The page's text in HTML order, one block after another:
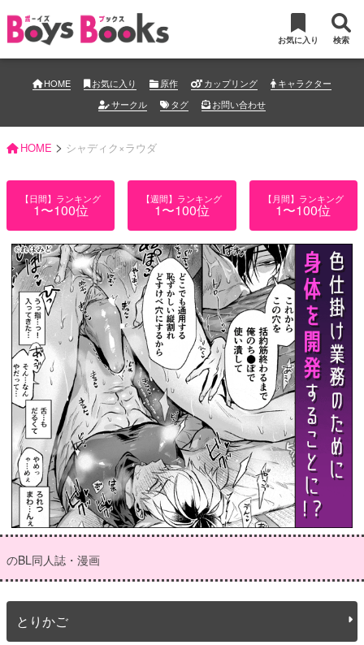
お気に入り 検索
HOME お気に入り 原作 カップリング
キャラクター
サークル
タグ お問い合わせ
HOME > シャディク×ラウダ
【日間】ランキング
1〜100位
【週間】ランキング
1〜100位
【月間】ランキング
1〜100位
のBL同人誌・漫画
とりかご